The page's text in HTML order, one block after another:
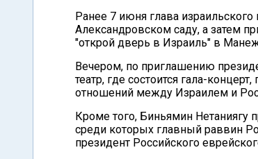
Ранее 7 июня глава
Александровском саду, а затем
"открой дверь в Израиль" в
Вечером, по приглашению
театр, где состоится гала-
отношений между Израилем и
Кроме того, Биньямин Нетаниягу
среди которых главный раввин
президент Российского